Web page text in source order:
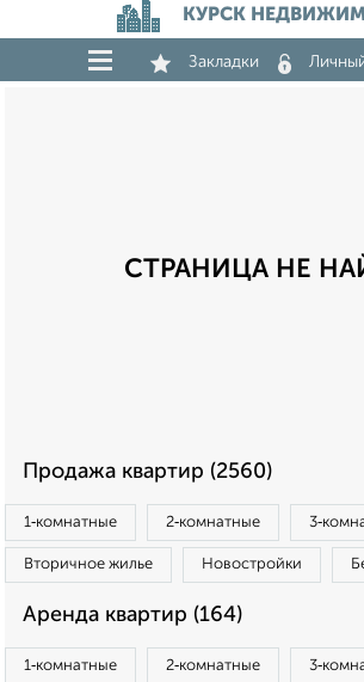
КУРСК
Закладки
СТРАНИЦА НЕ
Продажа квартир (2560)
1‑комнатные 2‑комнатные
Вторичное жилье Новостройки
Аренда квартир (164)
1‑комнатные 2‑комнатные